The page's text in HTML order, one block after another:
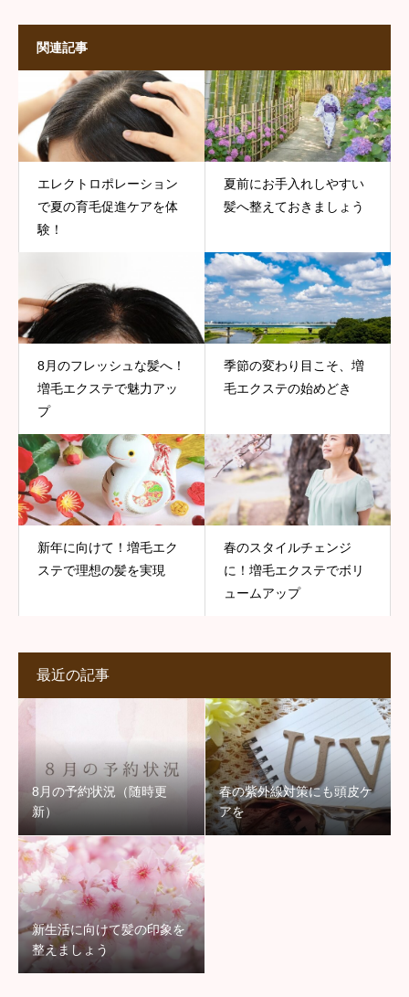
関連記事
エレクトロポレーション
で夏の育毛促進ケアを体
験！
夏前にお手入れしやすい
髪へ整えておきましょう
8月のフレッシュな髪へ！
増毛エクステで魅力アッ
プ
季節の変わり目こそ、増
毛エクステの始めどき
新年に向けて！増毛エク
ステで理想の髪を実現
春のスタイルチェンジ
に！増毛エクステでボリ
ュームアップ
最近の記事
8月の予約状況（随時更
新）
春の紫外線対策にも頭皮ケ
アを
新生活に向けて髪の印象を
整えましょう